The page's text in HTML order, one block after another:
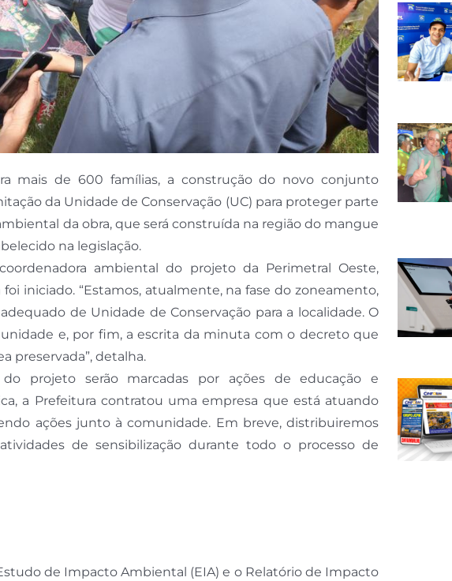
mais de 600 famílias, a construção do novo conjunto
da Unidade de Conservação (UC) para proteger parte
da obra, que será construída na região do mangue
na legislação.
ambiental do projeto da Perimetral Oeste,
iniciado. “Estamos, atualmente, na fase do zoneamento,
de Unidade de Conservação para a localidade. O
e, por fim, a escrita da minuta com o decreto que
preservada”, detalha.
projeto serão marcadas por ações de educação e
a Prefeitura contratou uma empresa que está atuando
ações junto à comunidade. Em breve, distribuiremos
de sensibilização durante todo o processo de
de Impacto Ambiental (EIA) e o Relatório de Impacto